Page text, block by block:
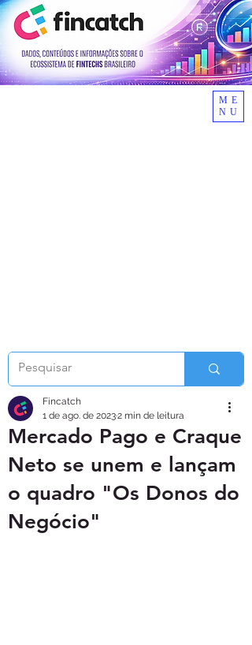
ME
NU
Mercado Pago e Craque
Neto se unem e lançam
o quadro "Os Donos do
Negócio"
Fincatch
1 de ago. de 20232 min de leitura